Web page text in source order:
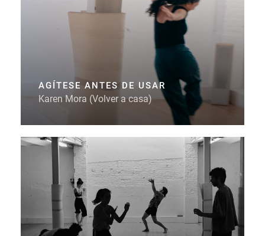
AGÍTESE ANTES DE USAR
Karen Mora (Volver a casa)